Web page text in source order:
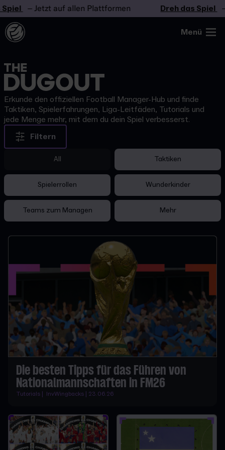
– Jetzt auf allen Plattformen Dreh das Spiel –
Menü
Erkunde den offiziellen Football Manager-Hub und finde
Taktiken, Spielerfahrungen, Liga-Leitfäden, Tutorials und
jede Menge mehr, mit dem du dein Spiel verbesserst.
Filtern
All Taktiken
Spielerrollen Wunderkinder
Teams zum Managen Mehr
Die besten Tipps für das Führen von
Nationalmannschaften in FM26
Tutorials | InvWingbacks | 23.06.26